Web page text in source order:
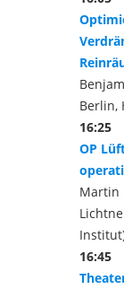
Berlin,
16:25
OP
Martin
16:45